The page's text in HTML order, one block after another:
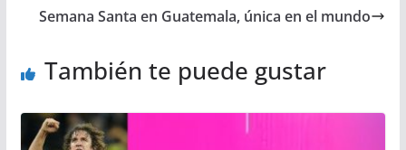
Semana Santa en Guatemala, única en el mundo
También te puede gustar